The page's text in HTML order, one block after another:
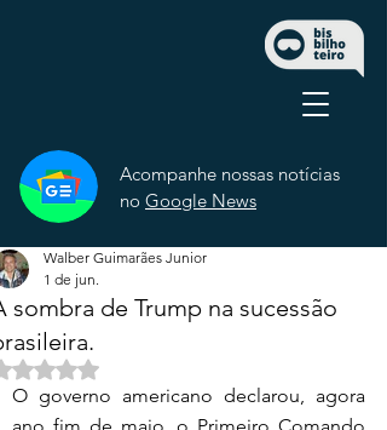
Acompanhe nossas notícias
no Google News
sombra de Trump na sucessão
Walber Guimarães Junior
1 de jun.
Avaliado com NaN de 5 estrelas.
O governo americano declarou, agora